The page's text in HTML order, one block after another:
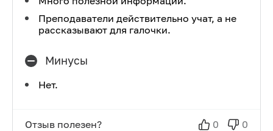
Преподаватели действительно учат, а не
рассказывают для галочки.
Минусы
Нет.
Отзыв полезен? 0 0